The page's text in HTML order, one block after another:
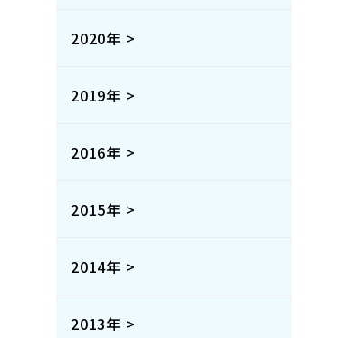
2020年 >
2019年 >
2016年 >
2015年 >
2014年 >
2013年 >